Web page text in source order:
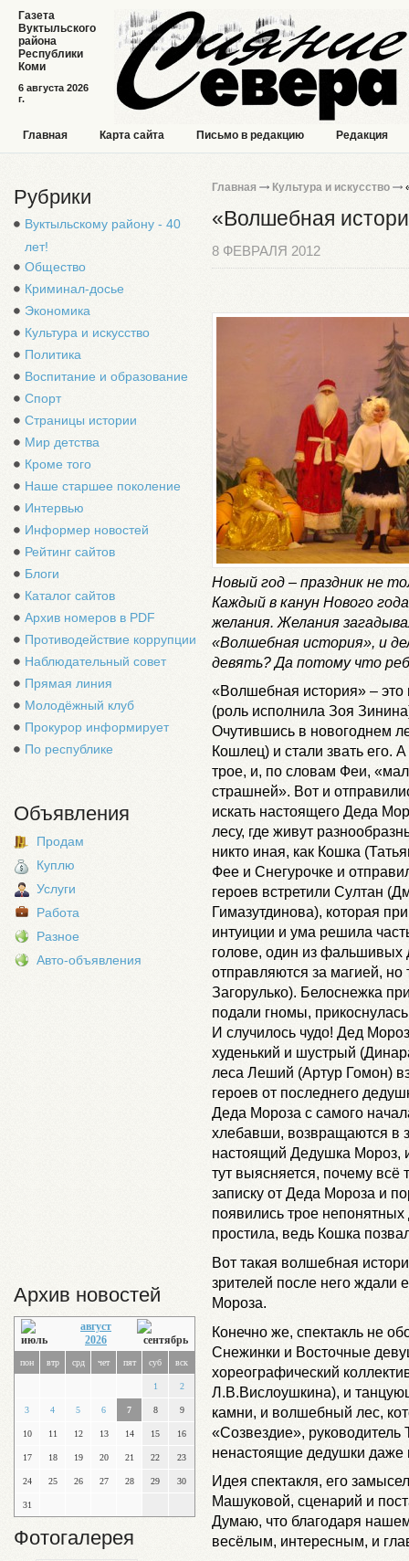
6 августа 2026
г.
Газета
Вуктыльского
района
Республики
Коми
Главная Карта сайта Письмо в редакцию Редакция
Рубрики
Вуктыльскому району - 40
лет!
Общество
Криминал-досье
Экономика
Культура и искусство
Политика
Воспитание и образование
Спорт
Страницы истории
Мир детства
Кроме того
Наше старшее поколение
Интервью
Информер новостей
Рейтинг сайтов
Блоги
Каталог сайтов
Архив номеров в PDF
Противодействие коррупции
Наблюдательный совет
Прямая линия
Молодёжный клуб
Прокурор информирует
По республике
Объявления
Продам
Куплю
Услуги
Работа
Разное
Авто-объявления
Архив новостей
август
2026
пон втр срд чет пят суб вск
1 2
3 4 5 6 7 8 9
10 11 12 13 14 15 16
17 18 19 20 21 22 23
24 25 26 27 28 29 30
31
Фотогалерея
Главная Культура и искусство
«Волшебная
8 ФЕВРАЛЯ 2012
Новый год – праздник не
Каждый в канун Нового
желания. Желания
«Волшебная история», и
девять? Да потому что
«Волшебная история» – это
(роль исполнила Зоя
Очутившись в новогоднем
Кошлец) и стали звать его.
трое, и, по словам Феи,
страшней». Вот и
искать настоящего Деда
лесу, где живут
никто иная, как Кошка
Фее и Снегурочке и
героев встретили Султан
Гимазутдинова), которая
интуиции и ума решила
голове, один из фальшивых
отправляются за магией,
Загорулько). Белоснежка
подали гномы,
И случилось чудо! Дед
худенький и шустрый
леса Леший (Артур Гомон)
героев от последнего
Деда Мороза с самого
хлебавши, возвращаются в
настоящий Дедушка Мороз,
тут выясняется, почему
записку от Деда Мороза и
появились трое
простила, ведь Кошка
Вот такая волшебная
зрителей после него ждали
Мороза.
Конечно же, спектакль не
Снежинки и Восточные
хореографический
Л.В.Вислоушкина), и
камни, и волшебный лес,
«Созвездие»,
ненастоящие дедушки даже
Идея спектакля, его
Машуковой, сценарий и
Думаю, что благодаря
весёлым, интересным, и